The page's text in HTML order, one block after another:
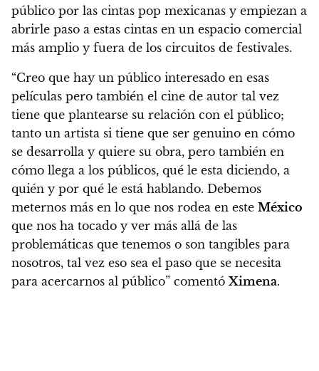
público por las cintas pop mexicanas y empiezan a
abrirle paso a estas cintas en un espacio comercial
más amplio y fuera de los circuitos de festivales.
“Creo que hay un público interesado en esas
películas pero también el cine de autor tal vez
tiene que plantearse su relación con el público;
tanto un artista si tiene que ser genuino en cómo
se desarrolla y quiere su obra, pero también en
cómo llega a los públicos, qué le esta diciendo, a
quién y por qué le está hablando. Debemos
meternos más en lo que nos rodea en este México
que nos ha tocado y ver más allá de las
problemáticas que tenemos o son tangibles para
nosotros, tal vez eso sea el paso que se necesita
para acercarnos al público” comentó Ximena.